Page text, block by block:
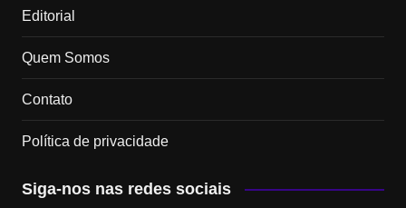
Editorial
Quem Somos
Contato
Política de privacidade
Siga-nos nas redes sociais